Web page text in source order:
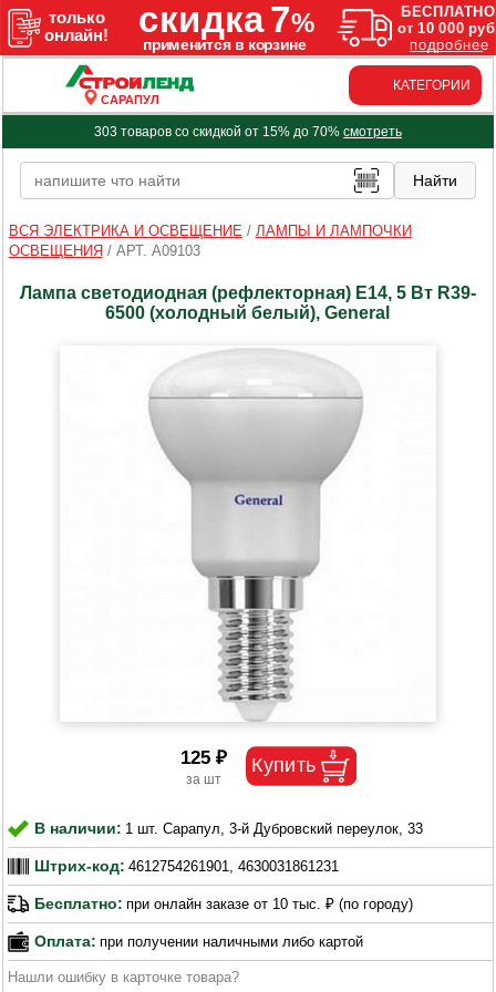
САРАПУЛ
КАТЕГОРИИ
303 товаров со скидкой от 15% до 70% смотреть
ВСЯ ЭЛЕКТРИКА И ОСВЕЩЕНИЕ / ЛАМПЫ И ЛАМПОЧКИ
ОСВЕЩЕНИЯ / АРТ. A09103
Лампа светодиодная (рефлекторная) Е14, 5 Вт R39-
6500 (холодный белый), General
125 ₽
В наличии: 1 шт. Сарапул, 3-й Дубровский переулок, 33
Штрих-код: 4612754261901, 4630031861231
Бесплатно: при онлайн заказе от 10 тыс. ₽ (по городу)
Оплата: при получении наличными либо картой
Нашли ошибку в карточке товара?